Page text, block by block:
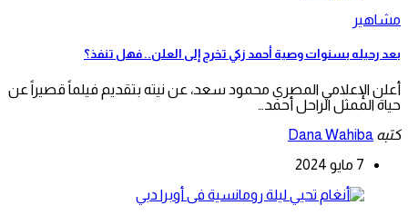
مشاهير
بعد رحيله بسنوات وصية أحمد زكي تخرج إلى العلن.. فهل تنفذ؟
أعلن الإعلامي المصري محمود سعد، عن نيته بتقديم فيلماً قصيراً عن
حياة الممثل الراحل أحمد…
كتبه Dana Wahiba
7 مايو 2024